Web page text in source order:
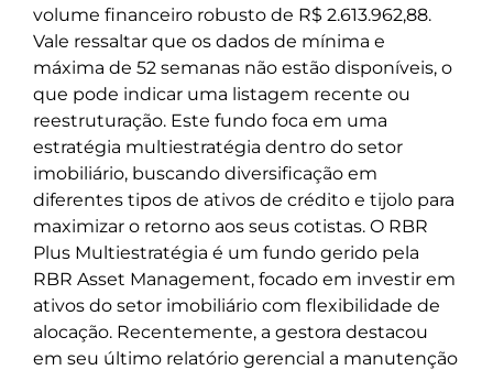
volume financeiro robusto de R$ 2.613.962,88.
Vale ressaltar que os dados de mínima e
máxima de 52 semanas não estão disponíveis, o
que pode indicar uma listagem recente ou
reestruturação. Este fundo foca em uma
estratégia multiestratégia dentro do setor
imobiliário, buscando diversificação em
diferentes tipos de ativos de crédito e tijolo para
maximizar o retorno aos seus cotistas. O RBR
Plus Multiestratégia é um fundo gerido pela
RBR Asset Management, focado em investir em
ativos do setor imobiliário com flexibilidade de
alocação. Recentemente, a gestora destacou
em seu último relatório gerencial a manutenção